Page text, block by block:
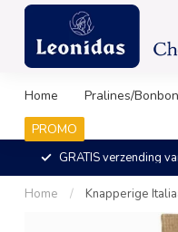
Home Pralines/
PROMO
GRATIS verzending
Home / Knapperige